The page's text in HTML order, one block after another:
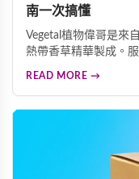
南一次搞懂
Vegetal植物偉哥是來
熱帶香草精華製成。
READ MORE →